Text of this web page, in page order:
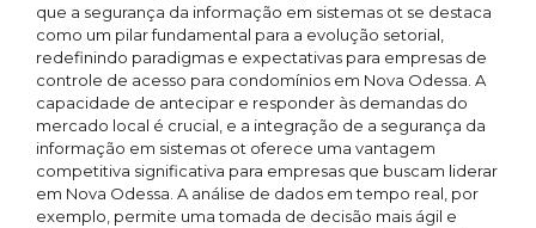
que a segurança da informação em sistemas ot se destaca
como um pilar fundamental para a evolução setorial,
redefinindo paradigmas e expectativas para empresas de
controle de acesso para condomínios em Nova Odessa. A
capacidade de antecipar e responder às demandas do
mercado local é crucial, e a integração de a segurança da
informação em sistemas ot oferece uma vantagem
competitiva significativa para empresas que buscam liderar
em Nova Odessa. A análise de dados em tempo real, por
exemplo, permite uma tomada de decisão mais ágil e